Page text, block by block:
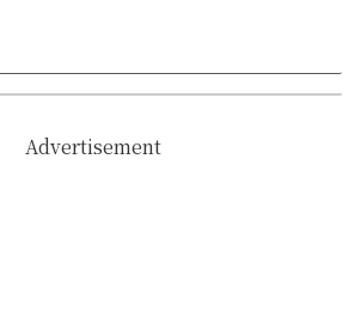
Advertisement